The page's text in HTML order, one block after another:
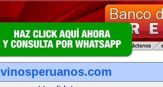
vinosperuanos.com